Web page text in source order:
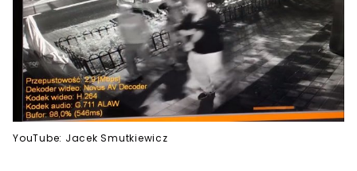
YouTube: Jacek Smutkiewicz